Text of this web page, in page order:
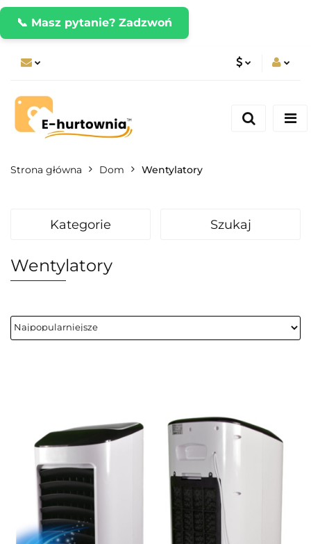
📞 Masz pytanie? Zadzwoń
CZK
Zarejestruj się
Strona główna Dom Wentylatory
Kategorie Szukaj
Wentylatory